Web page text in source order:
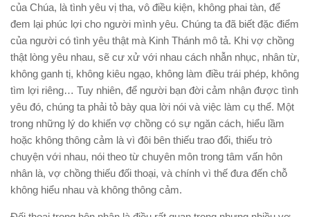
của Chúa, là tình yêu vị tha, vô điều kiện, không phai tàn, để
đem lại phúc lợi cho người mình yêu. Chúng ta đã biết đặc điểm
của người có tình yêu thật mà Kinh Thánh mô tả. Khi vợ chồng
thật lòng yêu nhau, sẽ cư xử với nhau cách nhẫn nhục, nhân từ,
không ganh tị, không kiêu ngạo, không làm điều trái phép, không
tìm lợi riêng… Tuy nhiên, để người bạn đời cảm nhận được tình
yêu đó, chúng ta phải tỏ bày qua lời nói và việc làm cụ thể. Một
trong những lý do khiến vợ chồng có sự ngăn cách, hiểu lầm
hoặc không thông cảm là vì đôi bên thiếu trao đổi, thiếu trò
chuyện với nhau, nói theo từ chuyên môn trong tâm vấn hôn
nhân là, vợ chồng thiếu đối thoại, và chính vì thế đưa đến chỗ
không hiểu nhau và không thông cảm.